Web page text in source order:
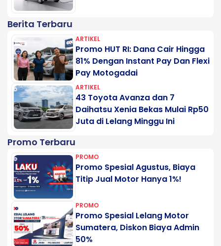
Berita Terbaru
ARTIKEL
Promo HUT RI: Dana Cair Hingga
81% Dengan Instant Pay Dan Flexi
Pay Motogadai
ARTIKEL
43 Toyota Avanza dan 7
Daihatsu Xenia Bekas Mulai Rp50
Juta di Lelang Minggu Ini
Promo Terbaru
PROMO
Promo Spesial Agustus, Biaya
Titip Jual Motor Hanya 1%!
PROMO
Promo Spesial Lelang Motor
Sumatera, Diskon Biaya Admin
50%